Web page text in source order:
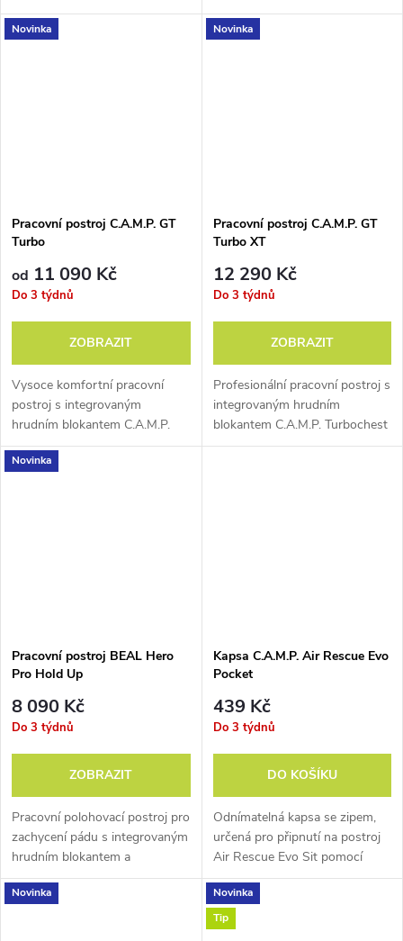
úvazkem BEAL Hero Sit nebo
BEAL Shaolin.
Novinka
Pracovní postroj C.A.M.P. GT
Turbo
od 11 090 Kč
Do 3 týdnů
ZOBRAZIT
Vysoce komfortní pracovní
postroj s integrovaným
hrudním blokantem C.A.M.P.
Turbochest pro lanový přístup.
Novinka
Pracovní postroj C.A.M.P. GT
Turbo XT
12 290 Kč
Do 3 týdnů
ZOBRAZIT
Profesionální pracovní postroj s
integrovaným hrudním
blokantem C.A.M.P. Turbochest
pro lanový přístup. Certifikace
Novinka
Pracovní postroj BEAL Hero
Pro Hold Up
8 090 Kč
Do 3 týdnů
ZOBRAZIT
Pracovní polohovací postroj pro
zachycení pádu s integrovaným
hrudním blokantem a
ramenními popruhy ve tvaru
„X“.
Kapsa C.A.M.P. Air Rescue Evo
Pocket
439 Kč
Do 3 týdnů
DO KOŠÍKU
Odnímatelná kapsa se zipem,
určená pro připnutí na postroj
Air Rescue Evo Sit pomocí
suchých zipů.
Novinka
Novinka
Tip